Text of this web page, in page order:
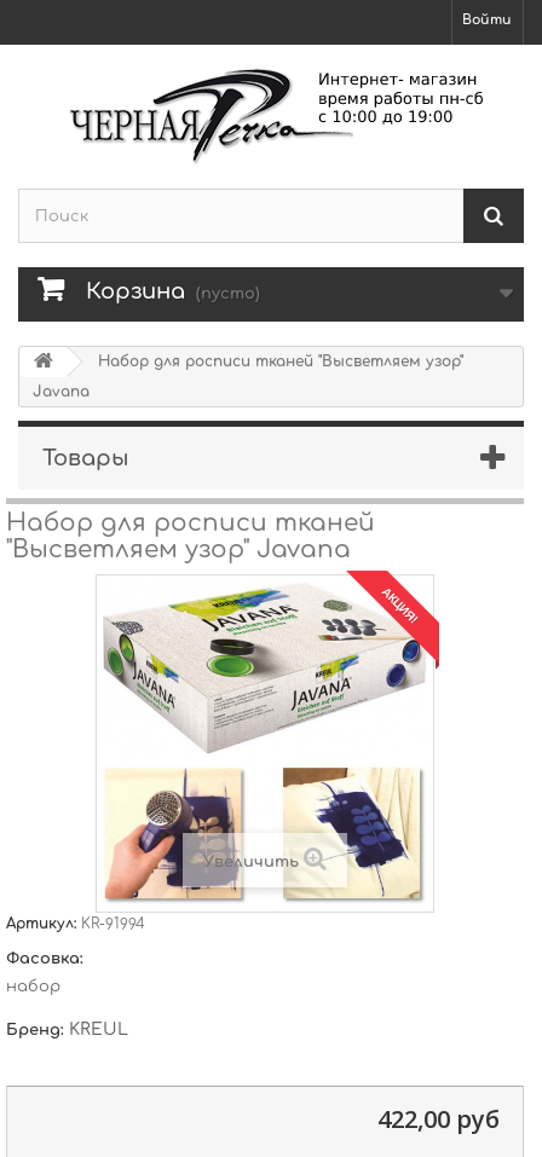
Войти
Корзина (пусто)
Набор для росписи тканей "Высветляем узор"
Javana
Товары
Набор для росписи тканей
"Высветляем узор" Javana
АКЦИЯ!
Увеличить
Артикул: KR-91994
Фасовка:
набор
Бренд: KREUL
422,00 руб